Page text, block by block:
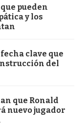
pueden
y los
clave que
del
que Ronald
nuevo jugador